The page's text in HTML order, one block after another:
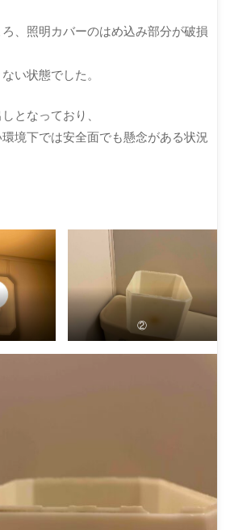
、照明カバーのはめ込み部分が破損
い状態でした。
となっており、
境下では安全面でも懸念がある状況
②